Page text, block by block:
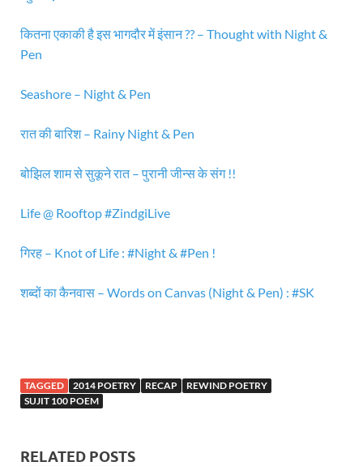
कितना एकाकी है इस भागदौर में इंसान ?? – Thought with Night &
Pen
Seashore – Night & Pen
रात की बारिश – Rainy Night & Pen
बोझिल शाम से सुकूने रात – पुरानी जीन्स के संग !!
Life @ Rooftop #ZindgiLive
गिरह – Knot of Life : #Night & #Pen !
शब्दों का कैनवास – Words on Canvas (Night & Pen) : #SK
TAGGED 2014 POETRY RECAP
REWIND POETRY
SUJIT 100 POEM
RELATED POSTS